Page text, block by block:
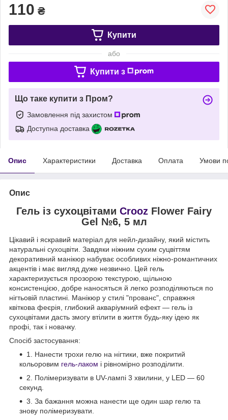
110 ₴
Купити
або
Купити з
Що таке купити з Пром?
Замовлення під захистом
Доступна доставка
Опис Характеристики Доставка Оплата Умови
Опис
Гель із сухоцвітами Crooz Flower Fairy
Gel №6, 5 мл
Цікавий і яскравий матеріал для нейл-дизайну, який містить
натуральні сухоцвіти. Завдяки ніжним сухим суцвіттям
декоративний манікюр набуває особливих ніжно-романтичних
акцентів і має вигляд дуже незвично. Цей гель
характеризується прозорою текстурою, щільною
консистенцією, добре наносяться й легко розподіляються по
нігтьовій пластині. Манікюр у стилі "прованс", справжня
квіткова феєрія, глибокий акваріумний ефект — гель із
сухоцвітами дасть змогу втілити в життя будь-яку ідею як
профі, так і новачку.
Спосіб застосування:
1. Нанести трохи гелю на нігтики, вже покритий
кольоровим гель-лаком і рівномірно розподілити.
2. Полімеризувати в UV-лампі 3 хвилини, у LED — 60
секунд.
3. За бажання можна нанести ще один шар гелю та
знову полімеризувати.